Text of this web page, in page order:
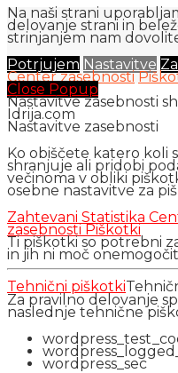
Na naši strani
delovanje strani in
strinjanjem nam
Potrjujem Nastavitve
Center zasebnosti
Close Popup
Nastavitve zasebnosti
Idrija.com
Nastavitve zasebnosti
Ko obiščete katero koli
shranjuje ali pridobi
večinoma v obliki
osebne nastavitve za
Zahtevani Statistika
zasebnostiPiškotki
Ti piškotki so potrebni
in jih ni moč
Tehnični piškotki
Za pravilno delovanje
naslednje tehnične
wordpress_sec